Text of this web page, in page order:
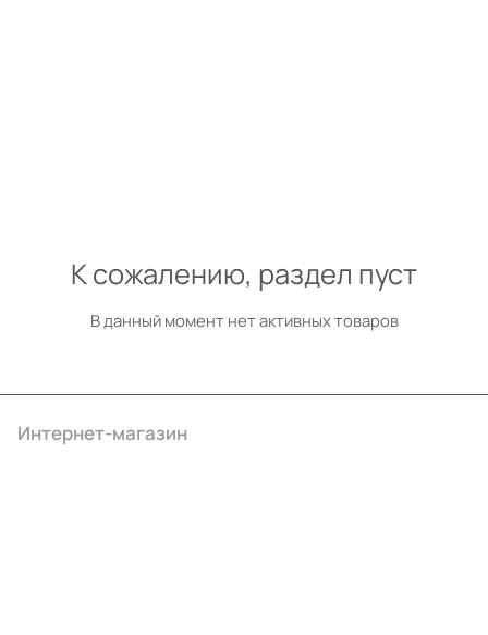
К сожалению, раздел пуст
В данный момент нет активных товаров
Интернет-магазин